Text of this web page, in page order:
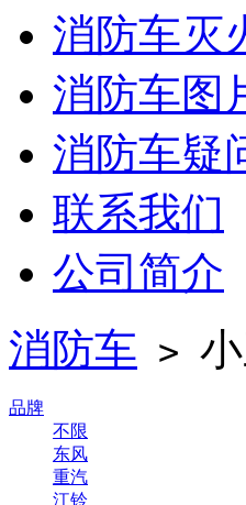
消防车灭
消防车图
消防车疑
联系我们
公司简介
消防车 >
品牌
不限
东风
重汽
江铃